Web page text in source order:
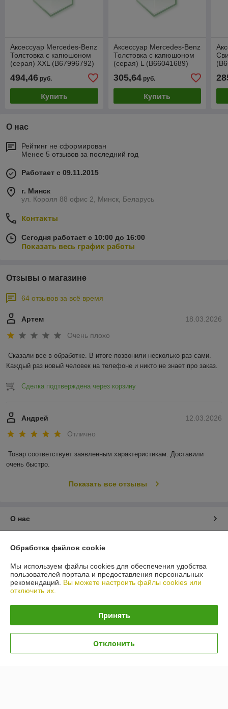
Аксессуар Mercedes-Benz
Толстовка с капюшоном
(серая) XXL (B67996792)
494,46 руб.
Купить
Аксессуар Mercedes-Benz
Толстовка с капюшоном
(серая) L (B66041689)
305,64руб.
Купить
О нас
Рейтинг не сформирован
Менее 5 отзывов за последний год
Работает с 09.11.2015
г. Минск
ул. Короля 88 офис 2, Минск, Беларусь
Контакты
Сегодня работает с 10:00 до 16:00
Показать весь график работы
Отзывы о магазине
64 отзывов за всё время
18.03.2026
Артем
Очень плохо
Сказали все в обработке. В итоге позвонили несколько раз сами.
Каждый раз новый человек на телефоне и никто не знает про заказ.
Сделка подтверждена через корзину
12.03.2026
Андрей
Отлично
Товар соответствует заявленным характеристикам. Доставили
очень быстро.
Показать все отзывы
О нас
Доставка и оплата
График работы
Обработка файлов cookie
Мы используем файлы cookies для обеспечения удобства
пользователей портала и предоставления персональных
рекомендаций. Вы можете настроить файлы cookies или
отключить их.
Принять
Отклонить